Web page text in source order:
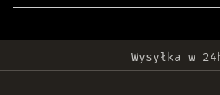
Wysyłka w